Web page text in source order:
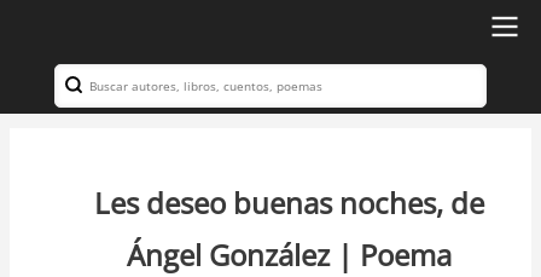
contenido
principal
Navegación
Search
Les deseo buenas noches, de
Ángel González | Poema